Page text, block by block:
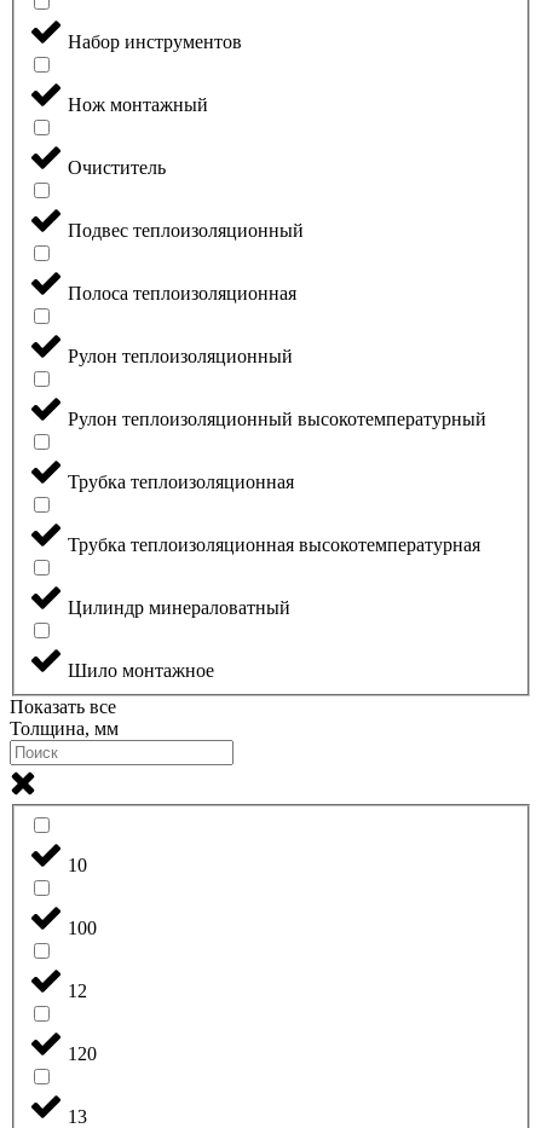
Набор инструментов
Нож монтажный
Очиститель
Подвес теплоизоляционный
Полоса теплоизоляционная
Рулон теплоизоляционный
Рулон теплоизоляционный высокотемпературный
Трубка теплоизоляционная
Трубка теплоизоляционная высокотемпературная
Цилиндр минераловатный
Шило монтажное
Показать все
Толщина, мм
10
100
12
120
13